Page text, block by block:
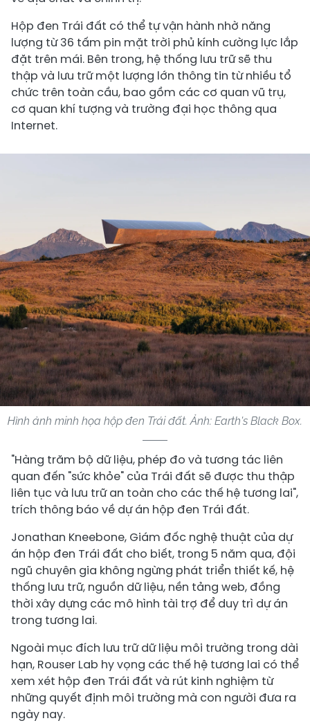
Hộp đen Trái đất có thể tự vận hành nhờ năng
lượng từ 36 tấm pin mặt trời phủ kính cường lực lắp
đặt trên mái. Bên trong, hệ thống lưu trữ sẽ thu
thập và lưu trữ một lượng lớn thông tin từ nhiều tổ
chức trên toàn cầu, bao gồm các cơ quan vũ trụ,
cơ quan khí tượng và trường đại học thông qua
Internet.
Hình ảnh minh họa hộp đen Trái đất. Ảnh: Earth's Black Box.
"Hàng trăm bộ dữ liệu, phép đo và tương tác liên
quan đến "sức khỏe" của Trái đất sẽ được thu thập
liên tục và lưu trữ an toàn cho các thế hệ tương lai",
trích thông báo về dự án hộp đen Trái đất.
Jonathan Kneebone, Giám đốc nghệ thuật của dự
án hộp đen Trái đất cho biết, trong 5 năm qua, đội
ngũ chuyên gia không ngừng phát triển thiết kế, hệ
thống lưu trữ, nguồn dữ liệu, nền tảng web, đồng
thời xây dựng các mô hình tài trợ để duy trì dự án
trong tương lai.
Ngoài mục đích lưu trữ dữ liệu môi trường trong dài
hạn, Rouser Lab hy vọng các thế hệ tương lai có thể
xem xét hộp đen Trái đất và rút kinh nghiệm từ
những quyết định môi trường mà con người đưa ra
ngày nay.